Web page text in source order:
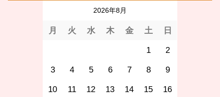
2026年8月
月 火 水 木 金 土 日
1 2
3 4 5 6 7 8 9
10 11 12 13 14 15 16